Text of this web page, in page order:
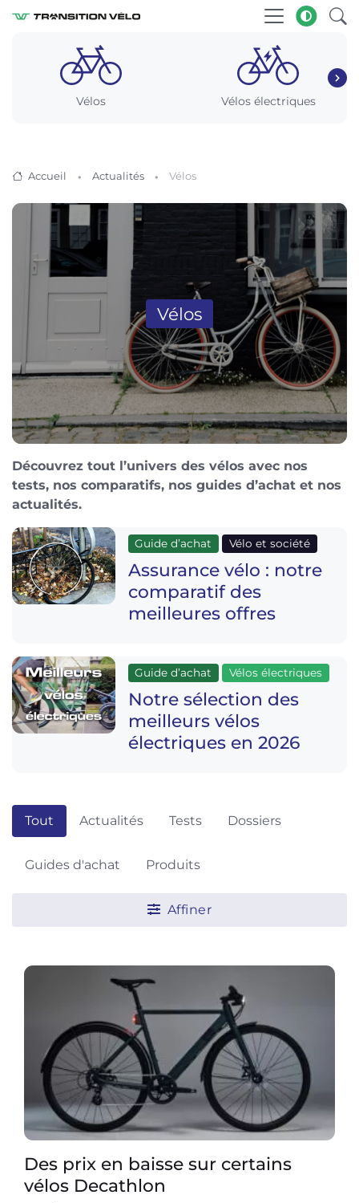
Vélos Vélos électriques
Accueil Actualités Vélos
Vélos
Découvrez tout l’univers des vélos avec nos
tests, nos comparatifs, nos guides d’achat et nos
actualités.
Guide d’achat Vélo et société
Assurance vélo : notre
comparatif des
meilleures offres
Guide d’achat Vélos électriques
Notre sélection des
meilleurs vélos
électriques en 2026
Tout Actualités Tests Dossiers
Guides d'achat Produits
Affiner
Des prix en baisse sur certains
vélos Decathlon